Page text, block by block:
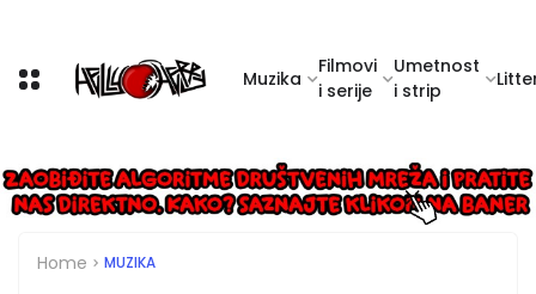
Muzika
Filmovi
i serije
Umetnost
i strip
Home MUZIKA